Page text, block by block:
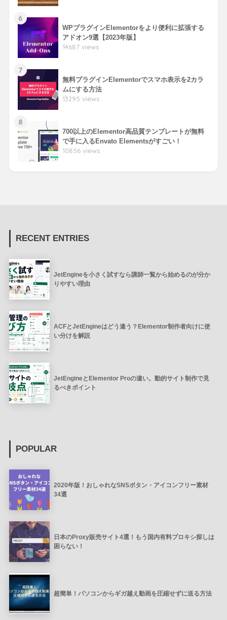
6
WPプラグインElementorをより便利に拡張する
アドオン9選【2023年版】
14687 views
7
無料プラグインElementorでスマホ表示を2カラ
ムにする方法
13295 views
8
700以上のElementor高品質テンプレートが無料
で手に入るEnvato Elementsがすごい！
10856 views
RECENT ENTRIES
JetEngineを小さく試すなら講師一覧から始めるのが分か
りやすい理由
ACFとJetEngineはどう違う？Elementor制作者向けに使
い分けを解説
JetEngineとElementor Proの違い。動的サイト制作で見
るべきポイント
POPULAR
2020年版！おしゃれなSNSボタン・アイコンフリー素材
34選
日本のProxy販売サイト4選！もう国内有料プロキシ探しは
困らない！
超簡単！パソコンからギガ越え動画を圧縮せずに送る方法